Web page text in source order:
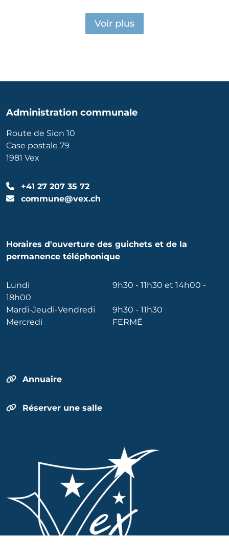
Voir plus
Administration communale
Route de Sion 10
Case postale 79
1981 Vex
+41 27 207 35 72
commune@vex.ch
Horaires d'ouverture des guichets et de la
permanence téléphonique
Lundi
9h30 - 11h30 et 14h00 -
18h00
Mardi-Jeudi-Vendredi
9h30 - 11h30
Mercredi
FERMÉ
Annuaire
Réserver une salle